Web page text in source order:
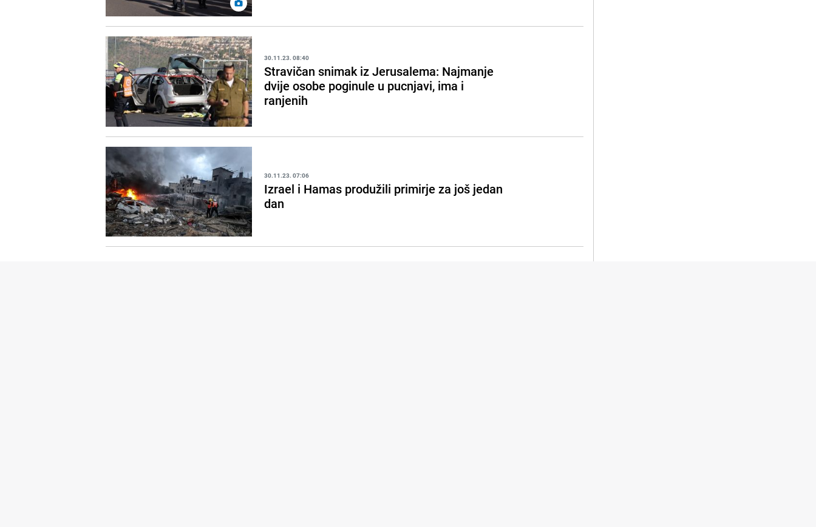
30.11.23. 08:40
Stravičan snimak iz Jerusalema: Najmanje
dvije osobe poginule u pucnjavi, ima i
ranjenih
30.11.23. 07:06
Izrael i Hamas produžili primirje za još jedan
dan